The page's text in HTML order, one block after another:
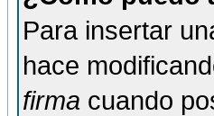
Para insertar
hace
firma cuando